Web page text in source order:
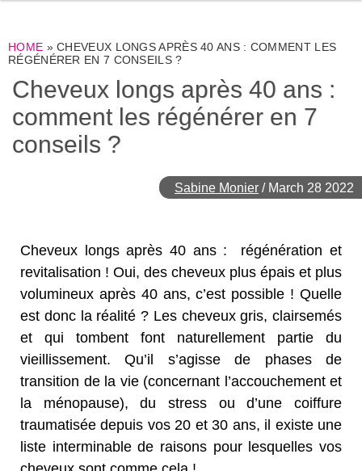
HOME »CHEVEUX LONGS APRÈS 40 ANS : COMMENT LES
RÉGÉNÉRER EN 7 CONSEILS ?
Cheveux longs après 40 ans :
comment les régénérer en 7
conseils ?
Sabine Monier / March 28 2022
Cheveux longs après 40 ans : régénération et
revitalisation ! Oui, des cheveux plus épais et plus
volumineux après 40 ans, c’est possible ! Quelle
est donc la réalité ? Les cheveux gris, clairsemés
et qui tombent font naturellement partie du
vieillissement. Qu’il s’agisse de phases de
transition de la vie (concernant l’accouchement et
la ménopause), du stress ou d’une coiffure
traumatisée depuis vos 20 et 30 ans, il existe une
liste interminable de raisons pour lesquelles vos